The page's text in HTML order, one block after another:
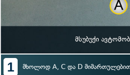
მსუბუქი
1 მხოლოდ A, C და D